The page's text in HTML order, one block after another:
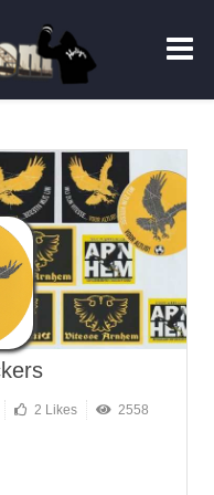
2 Likes 2558